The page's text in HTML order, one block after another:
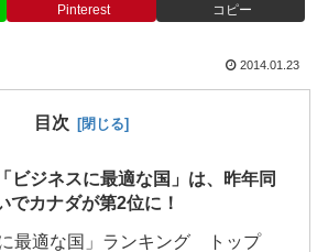
Pinterest コピー
2014.01.23
目次
ビジネスに最適な国」は、昨年同
でカナダが第2位に！
最適な国」ランキング トップ